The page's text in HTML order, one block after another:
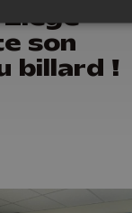
son
billard !